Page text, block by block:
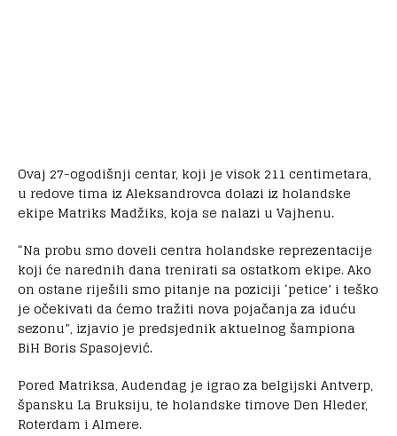
Ovaj 27-ogodišnji centar, koji je visok 211 centimetara,
u redove tima iz Aleksandrovca dolazi iz holandske
ekipe Matriks Madžiks, koja se nalazi u Vajhenu.
“Na probu smo doveli centra holandske reprezentacije
koji će narednih dana trenirati sa ostatkom ekipe. Ako
on ostane riješili smo pitanje na poziciji ‘petice’ i teško
je očekivati da ćemo tražiti nova pojačanja za iduću
sezonu”, izjavio je predsjednik aktuelnog šampiona
BiH Boris Spasojević.
Pored Matriksa, Audendag je igrao za belgijski Antverp,
špansku La Bruksiju, te holandske timove Den Hleder,
Roterdam i Almere.